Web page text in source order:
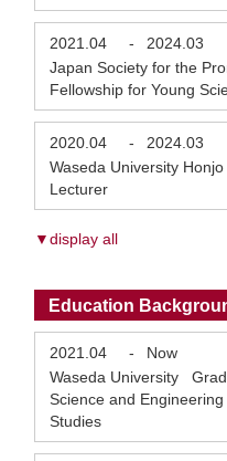
2021.04 -
2024.03
Japan Society for the
Fellowship for Young
2020.04 -
2024.03
Waseda University
Lecturer
▼display all
Education
2021.04 -
Now
Waseda University
Science and
Studies